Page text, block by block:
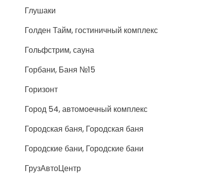
Глушаки
Голден Тайм, гостиничный комплекс
Гольфстрим, сауна
Горбани, Баня №15
Горизонт
Город 54, автомоечный комплекс
Городская баня, Городская баня
Городские бани, Городские бани
ГрузАвтоЦентр